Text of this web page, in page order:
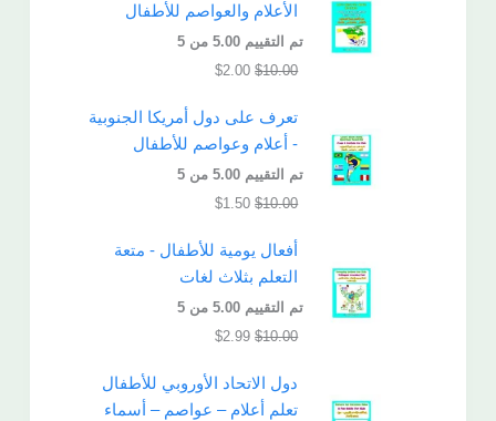
الأعلام والعواصم للأطفال
تم التقييم 5.00من 5
$10.00
$2.00
تعرف على دول أمريكا الجنوبية
- أعلام وعواصم للأطفال
تم التقييم 5.00من 5
$10.00
$1.50
أفعال يومية للأطفال - متعة
التعلم بثلاث لغات
تم التقييم 5.00من 5
$10.00
$2.99
دول الاتحاد الأوروبي للأطفال
تعلم أعلام – عواصم – أسماء